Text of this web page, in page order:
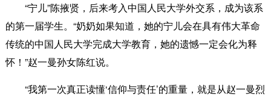
“宁儿”陈掖贤，后来考入中国人民大学外交系，成为该系
的第一届学生。“奶奶如果知道，她的宁儿会在具有伟大革命
传统的中国人民大学完成大学教育，她的遗憾一定会化为释
怀！”赵一曼孙女陈红说。
“我第一次真正读懂‘信仰与责任’的重量，就是从赵一曼烈